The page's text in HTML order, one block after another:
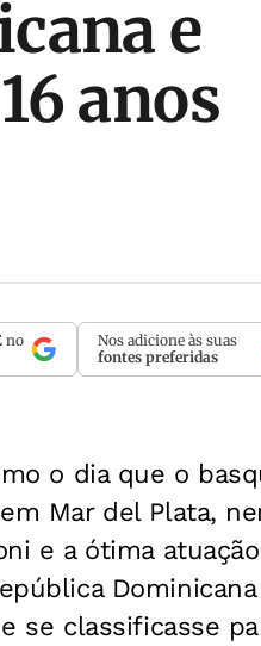
e
anos
no
Nos adicione às suas
fontes preferidas
o dia que o
Mar del Plata,
e a ótima
se classificasse